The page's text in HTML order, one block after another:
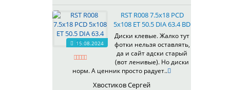
602
604
607
614
622
15.08.2024
RST R008 7.5x18 PCD
5x108 ET 50.5 DIA 63.4 BD
Диски клевые. Жалко тут
фотки нельзя оставлять,
да и сайт адски старый
(вот ленивые). Но диски
норм. А ценник просто радует..
Хвостиков Сергей